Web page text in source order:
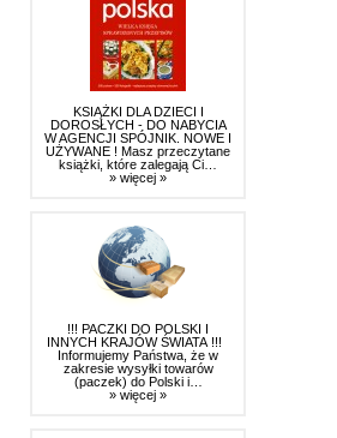
KSIĄŻKI DLA DZIECI I
DOROSŁYCH - DO NABYCIA
W AGENCJI SPÓJNIK. NOWE I
UŻYWANE ! Masz przeczytane
książki, które zalegają Ci…
» więcej »
!!! PACZKI DO POLSKI I
INNYCH KRAJÓW ŚWIATA !!!
Informujemy Państwa, że w
zakresie wysyłki towarów
(paczek) do Polski i…
» więcej »